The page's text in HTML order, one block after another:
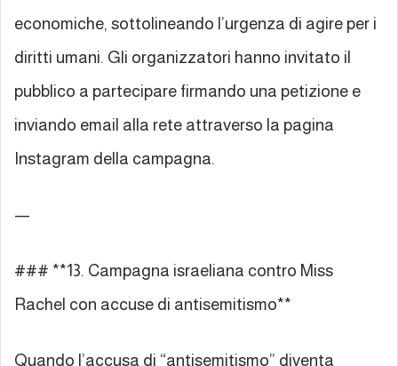
economiche, sottolineando l’urgenza di agire per i
diritti umani. Gli organizzatori hanno invitato il
pubblico a partecipare firmando una petizione e
inviando email alla rete attraverso la pagina
Instagram della campagna.
—
### **13. Campagna israeliana contro Miss
Rachel con accuse di antisemitismo**
Quando l’accusa di “antisemitismo” diventa